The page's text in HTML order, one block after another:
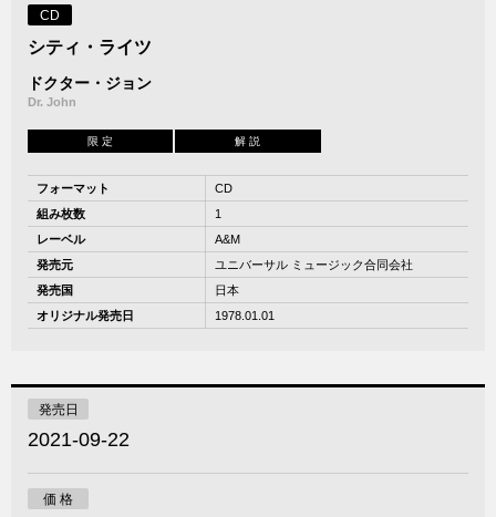
CD
シティ・ライツ
ドクター・ジョン
Dr. John
限 定 解 説
フォーマット
CD
組み枚数
1
レーベル
A&M
発売元
ユニバーサル ミュージック合同会社
発売国
日本
オリジナル発売日
1978.01.01
発売日
2021-09-22
価 格